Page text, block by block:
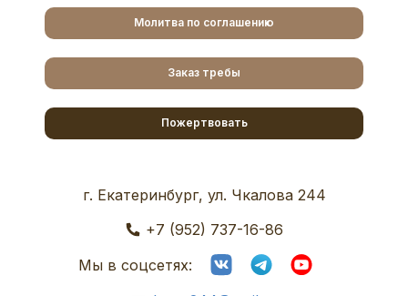
Молитва по соглашению
Заказ требы
Пожертвовать
г. Екатеринбург, ул. Чкалова 244
+7 (952) 737-16-86
Мы в соцсетях: